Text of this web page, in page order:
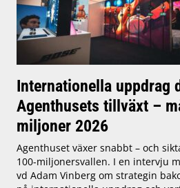
Internationella uppdrag
Agenthusets tillväxt –
miljoner 2026
Agenthuset växer snabbt – och
100-miljonersvallen. I en intervju
vd Adam Vinberg om strategin